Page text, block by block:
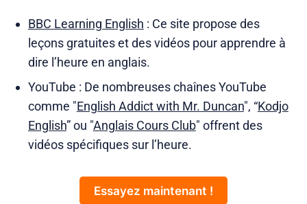
BBC Learning English : Ce site propose des
leçons gratuites et des vidéos pour apprendre à
dire l’heure en anglais.
YouTube : De nombreuses chaînes YouTube
comme "English Addict with Mr. Duncan", “Kodjo
English” ou "Anglais Cours Club" offrent des
vidéos spécifiques sur l’heure.
Essayez maintenant !